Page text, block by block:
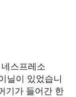
스프레소
닐이 있었습니
기가 들어간 한